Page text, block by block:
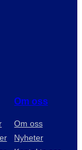
Om oss
Om oss
Nyheter